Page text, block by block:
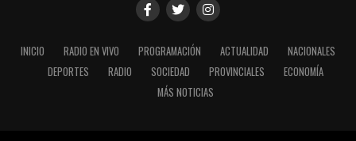
INICIO RADIO EN VIVO PROGRAMACIÓN ACTUALIDAD
NACIONALES
DEPORTES
RADIO SOCIEDAD PROVINCIALES
ECONOMÍA
MÁS NOTICIAS